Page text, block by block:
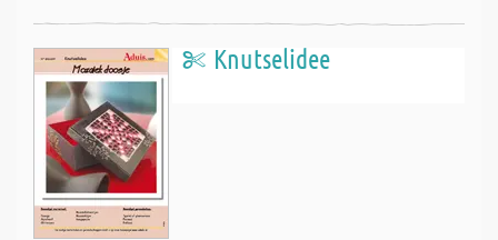
Knutselidee